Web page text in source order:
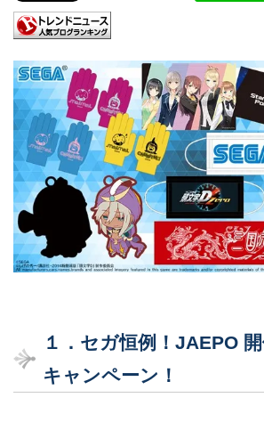
１．セガ恒例！JAEPO
キャンペーン！